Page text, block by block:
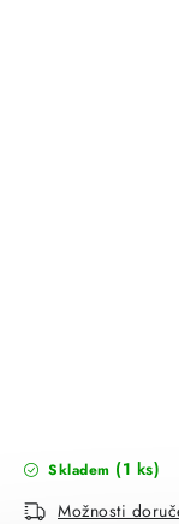
Skladem (1 ks)
Možnosti